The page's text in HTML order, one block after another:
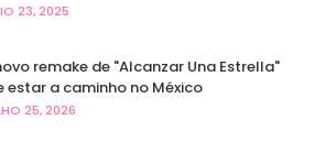
23, 2025
remake de "Alcanzar Una Estrella"
estar a caminho no México
25, 2026